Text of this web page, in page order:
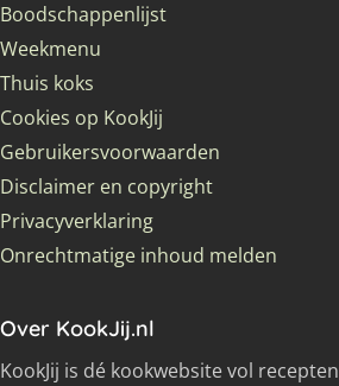
Boodschappenlijst
Weekmenu
Thuis koks
Cookies op KookJij
Gebruikersvoorwaarden
Disclaimer en copyright
Privacyverklaring
Onrechtmatige inhoud melden
Over KookJij.nl
KookJij is dé kookwebsite vol